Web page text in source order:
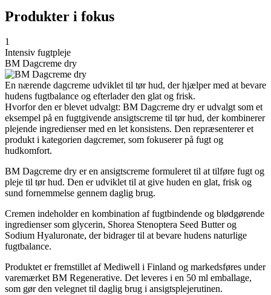
Produkter i fokus
1
Intensiv fugtpleje
BM Dagcreme dry
En nærende dagcreme udviklet til tør hud, der hjælper med at bevare
hudens fugtbalance og efterlader den glat og frisk.
Hvorfor den er blevet udvalgt: BM Dagcreme dry er udvalgt som et
eksempel på en fugtgivende ansigtscreme til tør hud, der kombinerer
plejende ingredienser med en let konsistens. Den repræsenterer et
produkt i kategorien dagcremer, som fokuserer på fugt og
hudkomfort.
BM Dagcreme dry er en ansigtscreme formuleret til at tilføre fugt og
pleje til tør hud. Den er udviklet til at give huden en glat, frisk og
sund fornemmelse gennem daglig brug.
Cremen indeholder en kombination af fugtbindende og blødgørende
ingredienser som glycerin, Shorea Stenoptera Seed Butter og
Sodium Hyaluronate, der bidrager til at bevare hudens naturlige
fugtbalance.
Produktet er fremstillet af Mediwell i Finland og markedsføres under
varemærket BM Regenerative. Det leveres i en 50 ml emballage,
som gør den velegnet til daglig brug i ansigtsplejerutinen.